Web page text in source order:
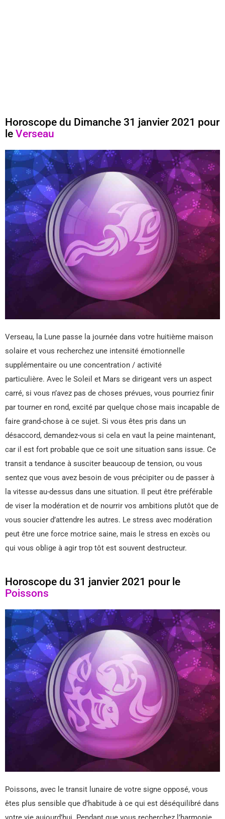
Horoscope du Dimanche 31 janvier 2021 pour
le Verseau
Verseau, la Lune passe la journée dans votre huitième maison
solaire et vous recherchez une intensité émotionnelle
supplémentaire ou une concentration / activité
particulière. Avec le Soleil et Mars se dirigeant vers un aspect
carré, si vous n’avez pas de choses prévues, vous pourriez finir
par tourner en rond, excité par quelque chose mais incapable de
faire grand-chose à ce sujet. Si vous êtes pris dans un
désaccord, demandez-vous si cela en vaut la peine maintenant,
car il est fort probable que ce soit une situation sans issue. Ce
transit a tendance à susciter beaucoup de tension, ou vous
sentez que vous avez besoin de vous précipiter ou de passer à
la vitesse au-dessus dans une situation. Il peut être préférable
de viser la modération et de nourrir vos ambitions plutôt que de
vous soucier d’attendre les autres. Le stress avec modération
peut être une force motrice saine, mais le stress en excès ou
qui vous oblige à agir trop tôt est souvent destructeur.
Horoscope du 31 janvier 2021 pour le
Poissons
Poissons, avec le transit lunaire de votre signe opposé, vous
êtes plus sensible que d’habitude à ce qui est déséquilibré dans